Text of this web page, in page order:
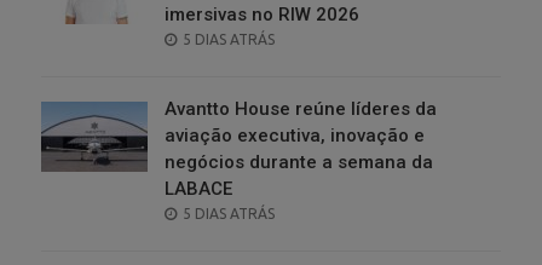
imersivas no RIW 2026
POSTED
5 DIAS ATRÁS
Avantto House reúne líderes da
aviação executiva, inovação e
negócios durante a semana da
LABACE
POSTED
5 DIAS ATRÁS